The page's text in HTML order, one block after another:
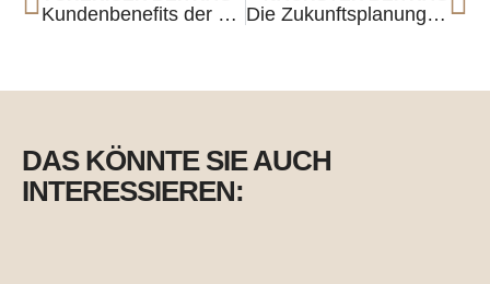
Kundenbenefits der Lösung von Cohesity und Spectra Logic Die Zukunftsplanung für LTO-Bandtechnologie: Was erwartet uns?
DAS KÖNNTE SIE AUCH
INTERESSIEREN: